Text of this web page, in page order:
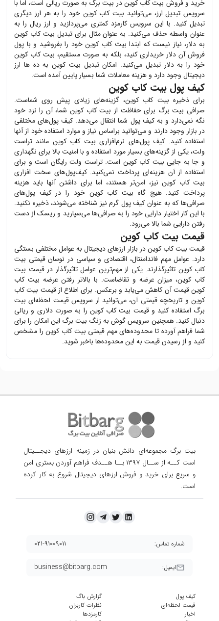
خرید و فروش بیت کاب کویندر بیت برگ به صورت ریالی است، اما با
سرویس تبدیل ارز، می‌توانید بیت کاب کوین خود را به هر ارز دیگری
تبدیل کنید. با این سرویس کارمزد کمتری می‌پردازید و ارز ریال را به
عنوان واسطه حذف می‌کنید. به عنوان مثال برای تبدیل بیت کاب کوین
به دلار، نیاز نیست که ابتدا بیت کاب کوینخود را بفروشید و با پول
فروش آن دلار خریداری کنید، بلکه به صورت مستقیم، بیت کاب کوین
خود را به دلار تبدیل می‌کنید. امکان تبدیل بیت کوین به ده ها ارز
دیجیتال وجود دارد و هزینه معاملات شما بسیار پایین آمده است.
کیف پول بیت کاب کوین
برای ذخیره بیت کاب کوین، گزینه‌های زیادی پیش روی شماست.
صرافی بیت برگ برای حفاظت از بیت کاب کوینشما، آن را نزد خود
نگه نمی‌دارد و به کیف پول شما انتقال می‌دهد. کیف پول‌های مختلفی
در بازار وجود دارند و می‌توانید براساس نیاز و موارد استفاده خود از آنها
استفاده کنید. کیف پول‌های نرم‌افزاری بیت کاب کوین مانند تراست
ولت، یکی از گزینه‌های بسیار مورد استفاده و با امنیت بالا برای نگهداری
و جا به جایی بیت کاب کوین است. تراست ولت رایگان است و برای
استفاده از آن هزینه‌ای پرداخت نمی‌کنید. کیف‌پول‌های سخت افزاری
بیت کاب کویننیز، امن‌تر هستند، اما برای داشتن آنها باید هزینه
پرداخت کنید. هیچ گاه بیت کاب کوین خود را در کیف پول‌های
صرافی‌ها که به عنوان کیف پول گرم نیز شناخته می‌شوند، ذخیره نکنید.
با این کار اختیار دارایی خود را به صرافی‌ها می‌سپارید و ریسک از دست
رفتن دارایی شما بالا می‌رود.
قیمت بیت کاب کوین
قیمت بیت کاب کویندر بازار ارزهای دیجیتال به عوامل مختلفی بستگی
دارد. عوامل مهم فاندامنتال، اقتصادی و سیاسی در نوسان قیمتی بیت
کاب کوین تاثیرگذارند. یکی از مهم‌ترین عوامل تاثیرگذار در قیمت بیت
کاب کوین، میزان عرضه و تقاضاست. با بالاتر رفتن عرضه بیت کاب
کوینقیمت آن کاهش می‌یابد و برعکس. برای اطلاع از قیمت بیت کاب
کوین و تاریخچه قیمتی آن، می‌توانید از سرویس قیمت لحظه‌ای بیت
برگ استفاده کنید و قیمت بیت کاب کوین را به صورت دلاری و ریالی
دنبال کنید. همچنین سرویس گوش به زنگ بیت برگ این امکان را برای
شما فراهم آورده تا محدوده‌های مهم قیمتی بیت کاب کوینرا مشخص
کنید و از رسیدن قیمت به این محدوده‌ها باخبر شوید.
بیت برگ مجموعه‌ای دانش بنیان در زمینه ارزهای دیجــیتال
است کــه از ســال ۱۳۹۷ بــا هــدف فراهم آوردن
بستری امن
و سریع برای خرید و فروش ارزهای دیجیتال شروع به کار کرده
است.
ایمیل: business@bitbarg.com
شماره تماس: ۰۲۱-۹۱۰۰۹۰۱۱
کیف پول
قیمت لحظه‌ای
اخبار
گزارش باگ
نظرات کاربران
کارمزد‌ها